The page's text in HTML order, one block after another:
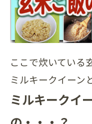
ここで炊いている
ミルキークイーン
ミルキークイ